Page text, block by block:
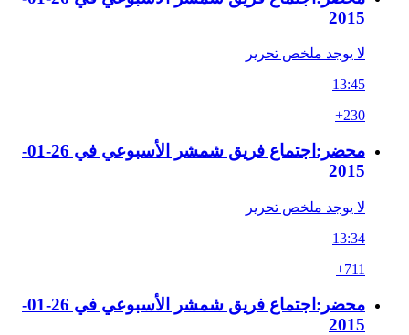
2015
لا يوجد ملخص تحرير
13:45
+230
محضر:اجتماع فريق شمشر الأسبوعي في 26-01-
2015
لا يوجد ملخص تحرير
13:34
+711
محضر:اجتماع فريق شمشر الأسبوعي في 26-01-
2015